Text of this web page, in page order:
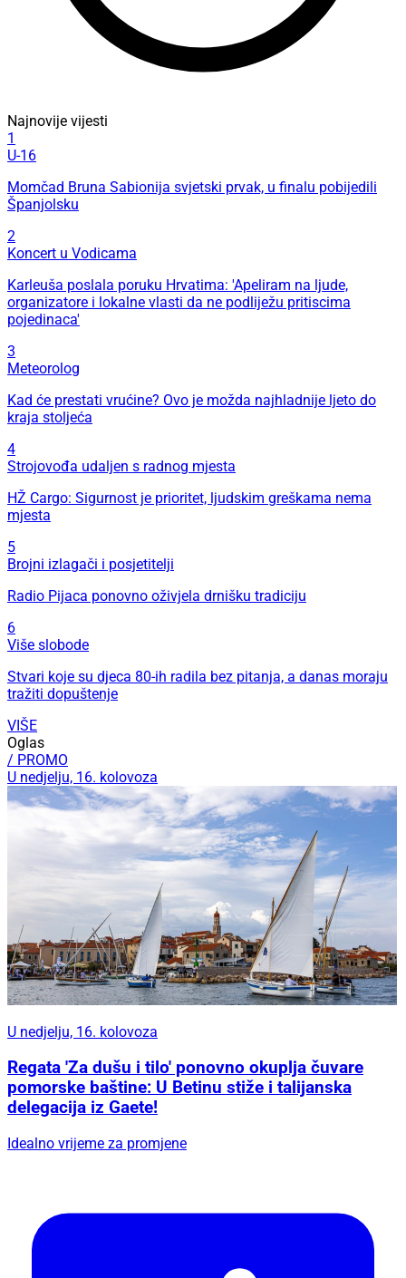
Najnovije vijesti
1
U-16
Momčad Bruna Sabionija svjetski prvak, u finalu pobijedili
Španjolsku
2
Koncert u Vodicama
Karleuša poslala poruku Hrvatima: 'Apeliram na ljude,
organizatore i lokalne vlasti da ne podliježu pritiscima
pojedinaca'
3
Meteorolog
Kad će prestati vrućine? Ovo je možda najhladnije ljeto do
kraja stoljeća
4
Strojovođa udaljen s radnog mjesta
HŽ Cargo: Sigurnost je prioritet, ljudskim greškama nema
mjesta
5
Brojni izlagači i posjetitelji
Radio Pijaca ponovno oživjela drnišku tradiciju
6
Više slobode
Stvari koje su djeca 80-ih radila bez pitanja, a danas moraju
tražiti dopuštenje
VIŠE
Oglas
/ PROMO
U nedjelju, 16. kolovoza
U nedjelju, 16. kolovoza
Regata 'Za dušu i tilo' ponovno okuplja čuvare
pomorske baštine: U Betinu stiže i talijanska
delegacija iz Gaete!
Idealno vrijeme za promjene